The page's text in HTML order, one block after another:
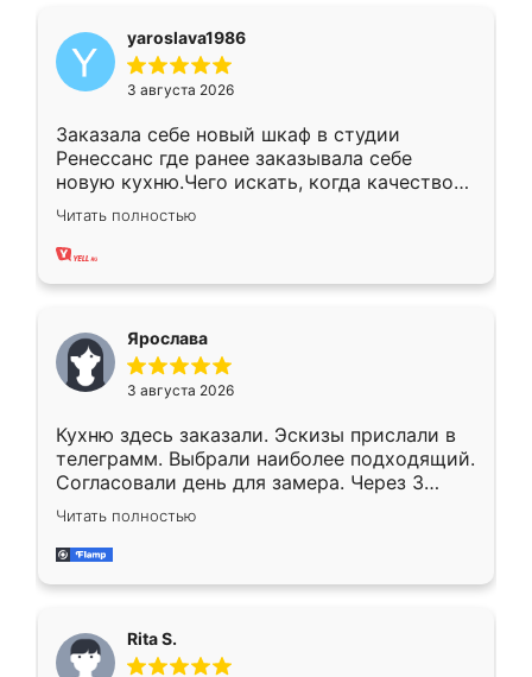
yaroslava1986
3 августа 2026
Заказала себе новый шкаф в студии
Ренессанс где ранее заказывала себе
новую кухню.Чего искать, когда качеством
вполне довольна. Служит кухня уже почти
два года, нареканий нет.
Читать полностью
Ярослава
3 августа 2026
Кухню здесь заказали. Эскизы прислали в
телеграмм. Выбрали наиболее подходящий.
Согласовали день для замера. Через 3
недели кухня была уже готова. Остались
довольны работой. Спасибо Ренессанс
мебель за качественную работу!
Читать полностью
Rita S.